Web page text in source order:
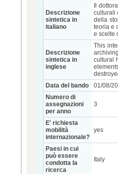
Descrizione
sintetica in
italiano
Il
culturali
della
teoria e
e scelte
Descrizione
sintetica in
inglese
This
cultural
Data del bando
01/08/
Numero di
assegnazioni
per anno
3
E' richiesta
mobilità
internazionale?
yes
Paesi in cui
può essere
condotta la
ricerca
Italy